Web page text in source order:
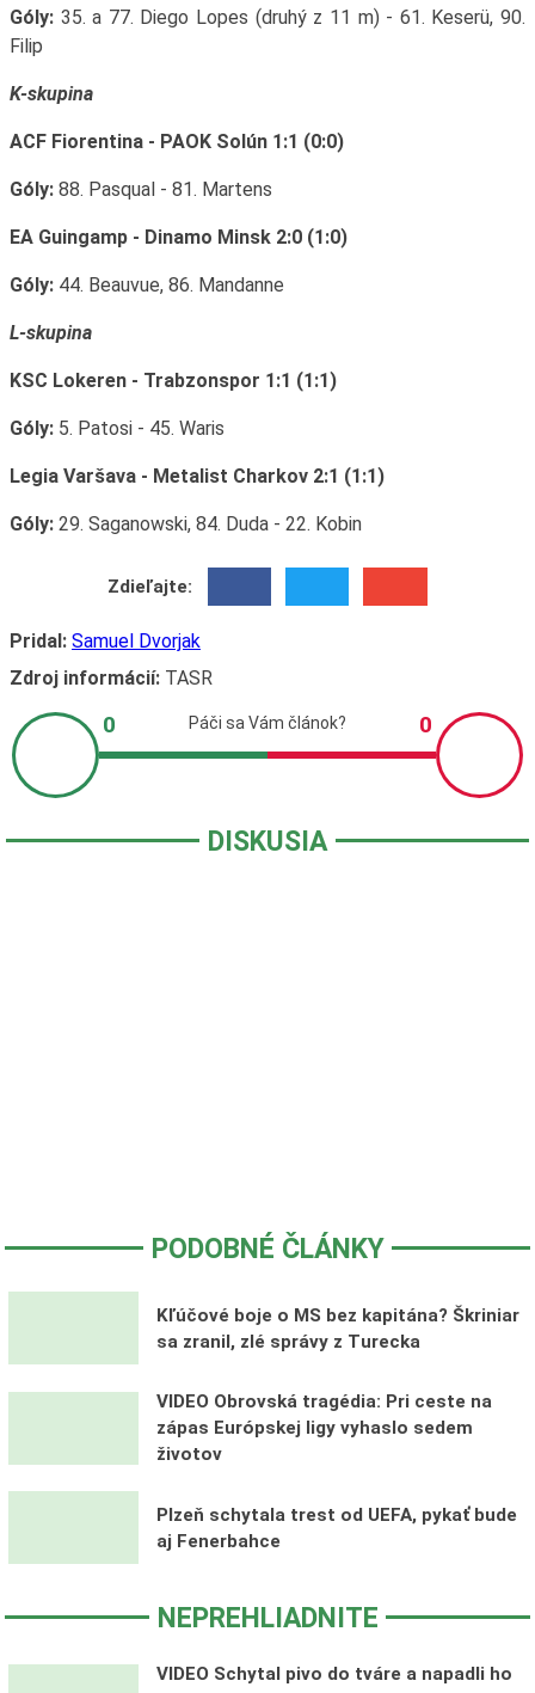
Góly:35. a 77. Diego Lopes (druhý z 11 m) - 61. Keserü, 90.
Filip
K-skupina
ACF Fiorentina - PAOK Solún 1:1 (0:0)
Góly:88. Pasqual - 81. Martens
EA Guingamp - Dinamo Minsk 2:0 (1:0)
Góly:44. Beauvue, 86. Mandanne
L-skupina
KSC Lokeren - Trabzonspor 1:1 (1:1)
Góly:5. Patosi - 45. Waris
Legia Varšava - Metalist Charkov 2:1 (1:1)
Góly:29. Saganowski, 84. Duda - 22. Kobin
Zdieľajte:
Pridal: Samuel Dvorjak
Zdroj informácií:TASR
DISKUSIA
PODOBNÉ ČLÁNKY
Kľúčové boje o MS bez kapitána? Škriniar
sa zranil, zlé správy z Turecka
VIDEO Obrovská tragédia: Pri ceste na
zápas Európskej ligy vyhaslo sedem
životov
Plzeň schytala trest od UEFA, pykať bude
aj Fenerbahce
NEPREHLIADNITE
VIDEO Schytal pivo do tváre a napadli ho